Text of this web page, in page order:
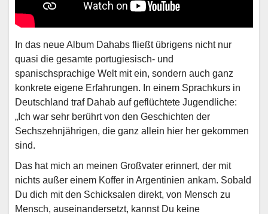
In das neue Album Dahabs fließt übrigens nicht nur
quasi die gesamte portugiesisch- und
spanischsprachige Welt mit ein, sondern auch ganz
konkrete eigene Erfahrungen. In einem Sprachkurs in
Deutschland traf Dahab auf geflüchtete Jugendliche:
„Ich war sehr berührt von den Geschichten der
Sechszehnjährigen, die ganz allein hier her gekommen
sind.
Das hat mich an meinen Großvater erinnert, der mit
nichts außer einem Koffer in Argentinien ankam. Sobald
Du dich mit den Schicksalen direkt, von Mensch zu
Mensch, auseinandersetzt, kannst Du keine